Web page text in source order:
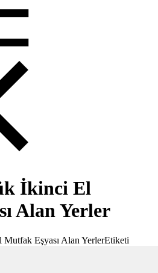
İkinci El
Alan Yerler
Eşyası Alan YerlerEtiketi